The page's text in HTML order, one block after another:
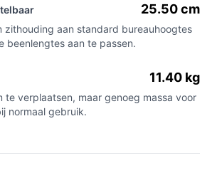
25.50 cm
zithouding aan standard bureauhoogtes
beenlengtes aan te passen.
11.40 kg
te verplaatsen, maar genoeg massa voor
normaal gebruik.